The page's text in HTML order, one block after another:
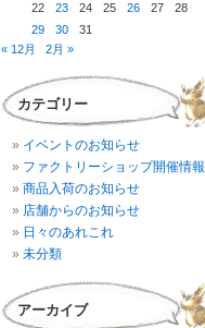
22
23 24 25 26 27
28
29
30
31
« 12月
2月 »
カテゴリー
イベントのお知らせ
ファクトリーショップ開催情報
商品入荷のお知らせ
店舗からのお知らせ
日々のあれこれ
未分類
アーカイブ